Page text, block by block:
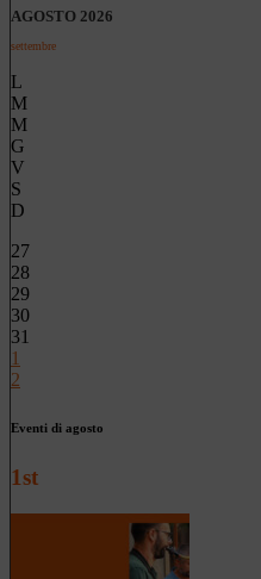
AGOSTO 2026
settembre
L
M
M
G
V
S
D
27
28
29
30
31
1
2
Eventi di agosto
1st